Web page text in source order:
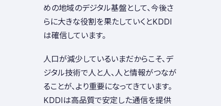
めの地域のデジタル基盤として、今後さ
らに大きな役割を果たしていくとKDDI
は確信しています。
人口が減少しているいまだからこそ、デ
ジタル技術で人と人、人と情報がつなが
ることが、より重要になってきています。
KDDIは高品質で安定した通信を提供